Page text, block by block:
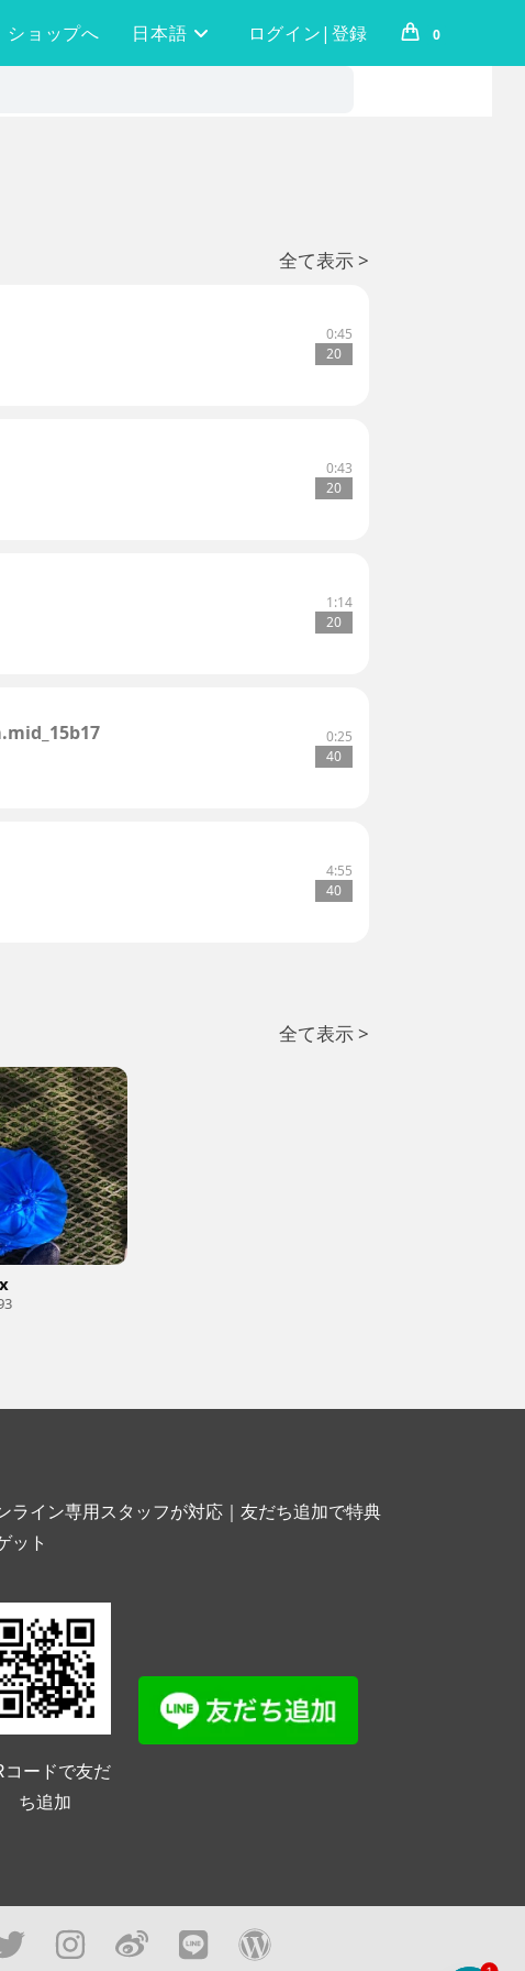
ショップへ 日本語 ログイン|登録 0
全て表示 >
0:45
20
0:43
20
1:14
20
0:25
40
4:55
40
全て表示 >
ライン専用スタッフが対応｜友だち追加で特典
ット
コードで友だ
ち追加